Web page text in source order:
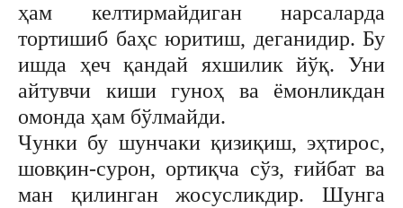
ҳам келтирмайдиган нарсаларда
тортишиб баҳс юритиш, деганидир. Бу
ишда ҳеч қандай яхшилик йўқ. Уни
айтувчи киши гуноҳ ва ёмонликдан
омонда ҳам бўлмайди.
Чунки бу шунчаки қизиқиш, эҳтирос,
шовқин-сурон, ортиқча сўз, ғийбат ва
ман қилинган жосусликдир. Шунга